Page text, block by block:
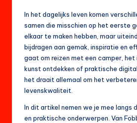
In het dagelijks leven komen
samen die misschien op het eerste
elkaar te maken hebben, maar
bijdragen aan gemak, inspiratie en
gaat om reizen met een camper, het
kunst ontdekken of praktische
het draait allemaal om het
levenskwaliteit.
In dit artikel nemen we je mee langs
en praktische onderwerpen. Van